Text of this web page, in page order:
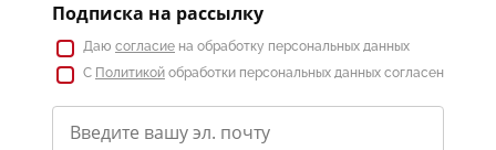
Подписка на рассылку
Даю согласие на обработку персональных данных
С Политикой обработки персональных данных согласен